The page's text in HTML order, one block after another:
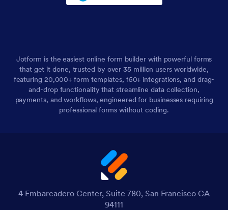
Jotform is the easiest online form builder with powerful forms
that get it done, trusted by over 35 million users worldwide,
featuring 20,000+ form templates, 150+ integrations, and drag-
and-drop functionality that streamline data collection,
payments, and workflows, engineered for businesses requiring
professional forms without coding.
4 Embarcadero Center, Suite 780, San Francisco CA
94111